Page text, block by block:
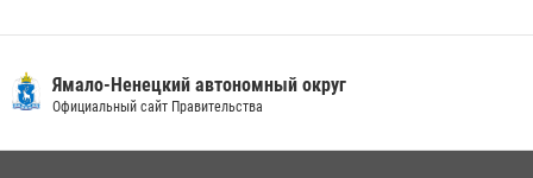
18 июля 2026, 09:36 3
«Росгвардия. Вехи истории»: войска правопорядка на охране
стратегических объектов поверженной Германии (видео)
Ямало-Ненецкий автономный округ
Официальный сайт Правительства